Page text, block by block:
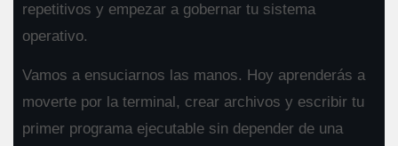
repetitivos y empezar a gobernar tu sistema
operativo.
Vamos a ensuciarnos las manos. Hoy aprenderás a
moverte por la terminal, crear archivos y escribir tu
primer programa ejecutable sin depender de una